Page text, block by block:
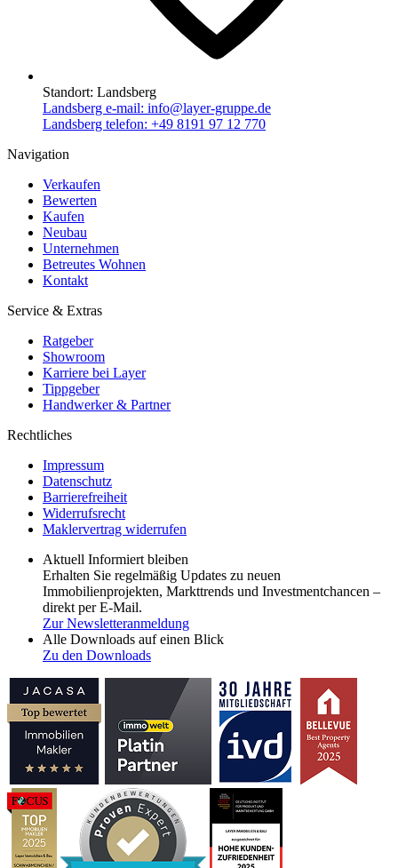
Standort: Landsberg
Landsberg e-mail: info@layer-gruppe.de
Landsberg telefon: +49 8191 97 12 770
Navigation
Verkaufen
Bewerten
Kaufen
Neubau
Unternehmen
Betreutes Wohnen
Kontakt
Service & Extras
Ratgeber
Showroom
Karriere bei Layer
Tippgeber
Handwerker & Partner
Rechtliches
Impressum
Datenschutz
Barrierefreiheit
Widerrufsrecht
Maklervertrag widerrufen
Aktuell Informiert bleiben
Erhalten Sie regelmäßig Updates zu neuen
Immobilienprojekten, Markttrends und Investmentchancen –
direkt per E-Mail.
Zur Newsletteranmeldung
Alle Downloads auf einen Blick
Zu den Downloads